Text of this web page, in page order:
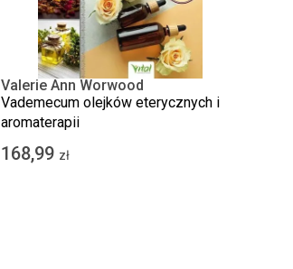
Valerie Ann Worwood
Vademecum olejków eterycznych i
aromaterapii
168,99 zł